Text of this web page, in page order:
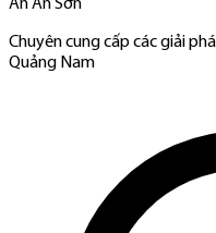
An An Sơn
Chuyên cung cấp các giải
Quảng Nam